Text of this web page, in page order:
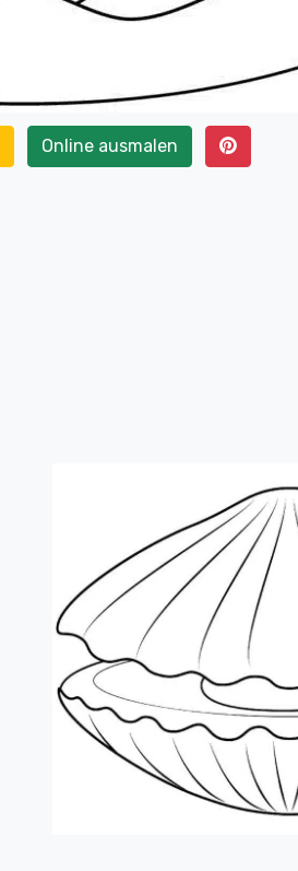
Online ausmalen